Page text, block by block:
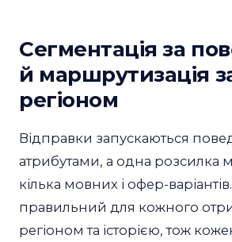
Сегментація за
й маршрутизація
регіоном
Відправки запускаються
атрибутами, а одна розсилка
кілька мовних і офер-
правильний для кожного
регіоном та історією, тож